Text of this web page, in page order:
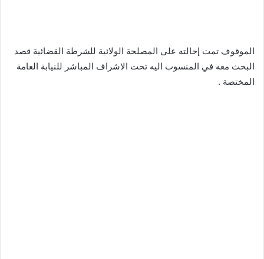
الموقوف تمت إحالته على المصلحة الولائية للشرطة القضائية قصد
البحث معه في المنسوب اليه تحت الاشراف المباشر للنيابة العامة
المختصة .